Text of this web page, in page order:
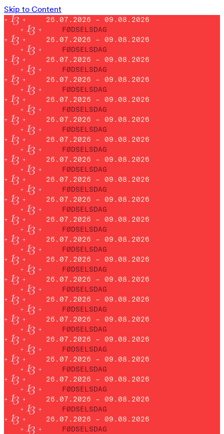
Skip to Content
26.07.2026 – 09.08.2026
FØDSELSDAG
26.07.2026 – 09.08.2026
FØDSELSDAG
26.07.2026 – 09.08.2026
FØDSELSDAG
26.07.2026 – 09.08.2026
FØDSELSDAG
26.07.2026 – 09.08.2026
FØDSELSDAG
26.07.2026 – 09.08.2026
FØDSELSDAG
26.07.2026 – 09.08.2026
FØDSELSDAG
26.07.2026 – 09.08.2026
FØDSELSDAG
26.07.2026 – 09.08.2026
FØDSELSDAG
26.07.2026 – 09.08.2026
FØDSELSDAG
26.07.2026 – 09.08.2026
FØDSELSDAG
26.07.2026 – 09.08.2026
FØDSELSDAG
26.07.2026 – 09.08.2026
FØDSELSDAG
26.07.2026 – 09.08.2026
FØDSELSDAG
26.07.2026 – 09.08.2026
FØDSELSDAG
26.07.2026 – 09.08.2026
FØDSELSDAG
26.07.2026 – 09.08.2026
FØDSELSDAG
26.07.2026 – 09.08.2026
FØDSELSDAG
26.07.2026 – 09.08.2026
FØDSELSDAG
26.07.2026 – 09.08.2026
FØDSELSDAG
26.07.2026 – 09.08.2026
FØDSELSDAG